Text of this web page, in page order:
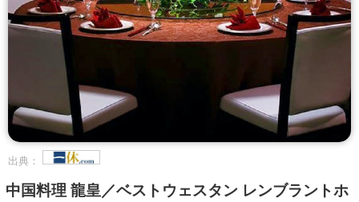
出典：
中国料理 龍皇／ベストウェスタン レンブラントホ